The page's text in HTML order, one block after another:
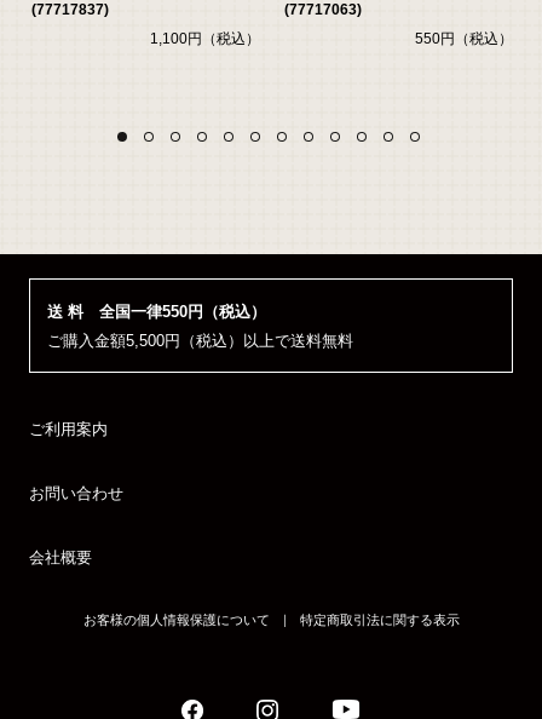
(77717837)
1,100円（税込）
(77717063)
550円（税込）
送 料 全国一律550円（税込）
ご購入金額5,500円（税込）以上で送料無料
ご利用案内
お問い合わせ
会社概要
お客様の個人情報保護について ｜ 特定商取引法に関する表示